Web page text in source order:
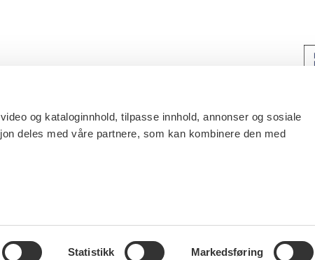
og kataloginnhold, tilpasse innhold, annonser og sosiale
deles med våre partnere, som kan kombinere den med
Statistikk Markedsføring